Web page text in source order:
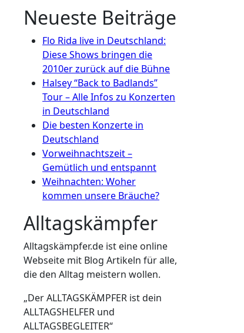
Neueste Beiträge
Flo Rida live in Deutschland:
Diese Shows bringen die
2010er zurück auf die Bühne
Halsey “Back to Badlands”
Tour – Alle Infos zu Konzerten
in Deutschland
Die besten Konzerte in
Deutschland
Vorweihnachtszeit –
Gemütlich und entspannt
Weihnachten: Woher
kommen unsere Bräuche?
Alltagskämpfer
Alltagskämpfer.de ist eine online
Webseite mit Blog Artikeln für alle,
die den Alltag meistern wollen.
„Der ALLTAGSKÄMPFER ist dein
ALLTAGSHELFER und
ALLTAGSBEGLEITER“